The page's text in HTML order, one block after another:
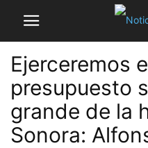
Ejerceremos
presupuesto
grande de la
Sonora: